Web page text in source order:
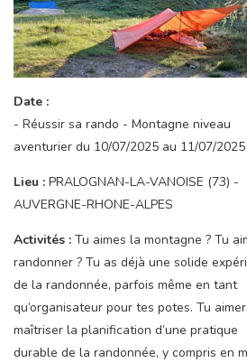
Date :
- Réussir sa rando - Montagne niveau
aventurier du 10/07/2025 au 11/07/2025
Lieu : PRALOGNAN-LA-VANOISE (73) -
AUVERGNE-RHONE-ALPES
Activités : Tu aimes la montagne ? Tu
randonner ? Tu as déjà une solide
de la randonnée, parfois même en tant
qu’organisateur pour tes potes. Tu
maîtriser la planification d’une pratique
durable de la randonnée, y compris en